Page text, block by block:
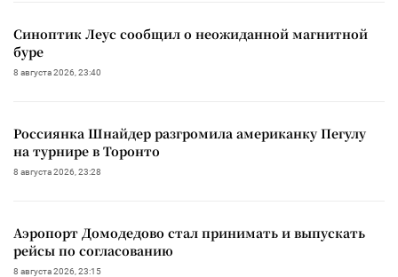
Синоптик Леус сообщил о неожиданной магнитной
буре
8 августа 2026, 23:40
Россиянка Шнайдер разгромила американку Пегулу
на турнире в Торонто
8 августа 2026, 23:28
Аэропорт Домодедово стал принимать и выпускать
рейсы по согласованию
8 августа 2026, 23:15